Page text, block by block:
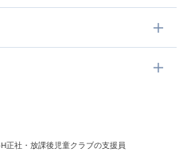
正社・放課後児童クラブの支援員